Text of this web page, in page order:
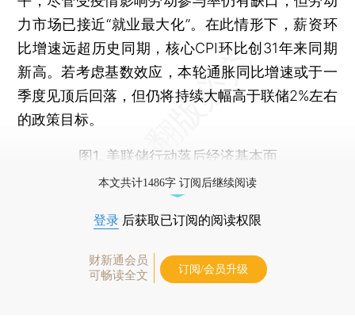
力市场已接近“就业最大化”。在此情形下，薪资环
比增速远超历史同期，核心CPI环比创31年来同期
新高。若考虑基数效应，本轮通胀同比增速或于一
季度见顶后回落，但仍将持续大幅高于联储2%左右
的政策目标。
图1. 美联储行动落后经济基本面
本文共计1486字 订阅后继续阅读
登录 后获取已订阅的阅读权限
财新通会员
可畅读全文
订阅/会员升级